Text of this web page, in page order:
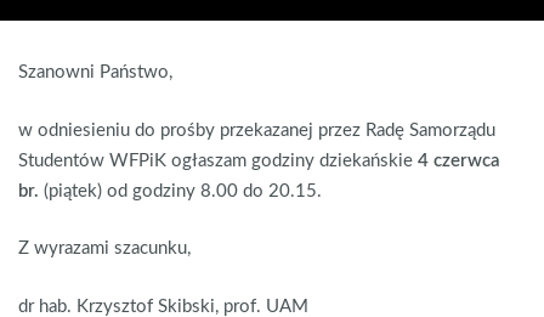
Szanowni Państwo,
w odniesieniu do prośby przekazanej przez Radę Samorządu
Studentów WFPiK ogłaszam godziny dziekańskie 4 czerwca
br. (piątek) od godziny 8.00 do 20.15.
Z wyrazami szacunku,
dr hab. Krzysztof Skibski, prof. UAM